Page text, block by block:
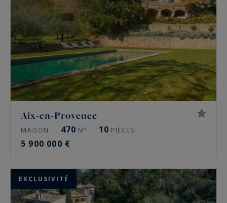
Aix-en-Provence
MAISON 470 M² 10 PIÈCES
5 900 000 €
EXCLUSIVITÉ